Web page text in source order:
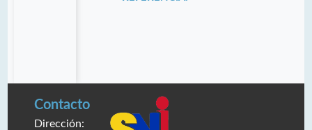
Contacto
Dirección: